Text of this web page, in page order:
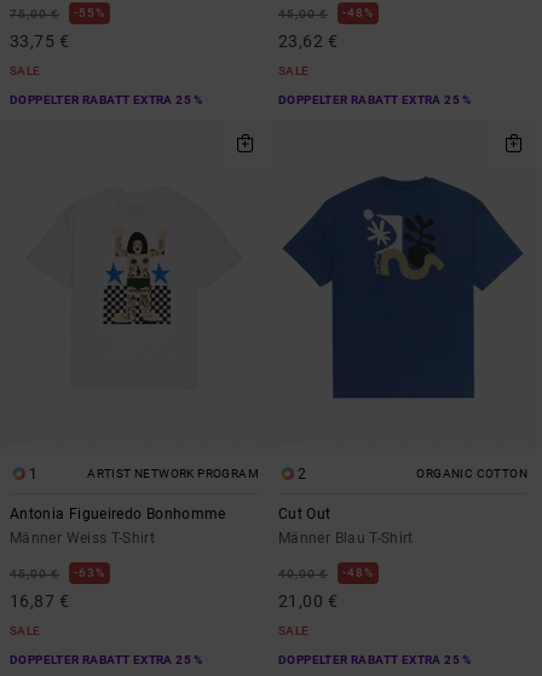
75,00 € 55%
33,75 €
SALE
DOPPELTER RABATT EXTRA 25 %
45,00 € 48%
23,62 €
SALE
DOPPELTER RABATT EXTRA 25 %
1 ARTIST NETWORK PROGRAM
Antonia Figueiredo Bonhomme
Männer Weiss T-Shirt
45,00 € 63%
16,87 €
SALE
DOPPELTER RABATT EXTRA 25 %
2 ORGANIC COTTON
Cut Out
Männer Blau T-Shirt
40,00 € 48%
21,00 €
SALE
DOPPELTER RABATT EXTRA 25 %